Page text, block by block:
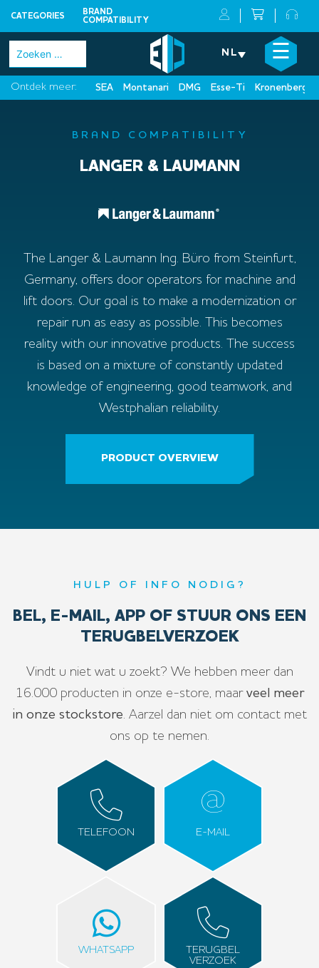
CATEGORIES
BRAND
COMPATIBILITY
Skip
content
Zoeken
naar:
NL ☰
Ontdek meer: SEA Montanari DMG Esse-Ti Kronenberg
×
BRAND COMPATIBILITY
LANGER & LAUMANN
The Langer & Laumann Ing. Büro from Steinfurt,
Germany, offers door operators for machine and
lift doors. Our goal is to make a modernization or
repair run as easy as possible. This becomes
reality with our innovative products. The success
is based on a mixture of constantly updated
knowledge of engineering, good teamwork, and
Westphalian reliability.
PRODUCT OVERVIEW
HULP OF INFO NODIG?
BEL, E-MAIL, APP OF STUUR ONS EEN
TERUGBELVERZOEK
Vindt u niet wat u zoekt? We hebben meer dan
16.000 producten in onze e-store, maar veel meer
in onze stockstore. Aarzel dan niet om contact met
ons op te nemen.
TELEFOON E-MAIL
WHATSAPP
TERUGBEL
VERZOEK